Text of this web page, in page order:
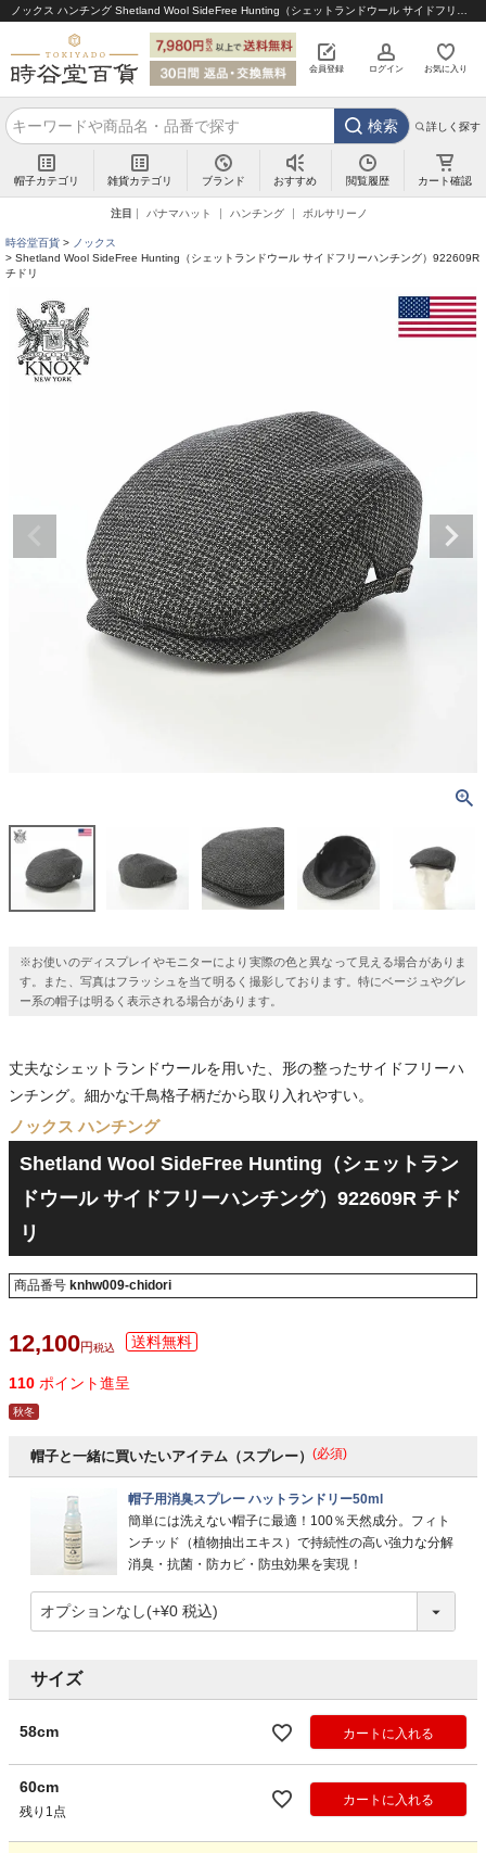
会員登録 ログイン お気に入り
検索 詳しく探す
帽子カテゴリ 雑貨カテゴリ ブランド おすすめ 閲覧履歴 カート確認
注目 パナマハット ハンチング ボルサリーノ
時谷堂百貨
ノックス
Shetland Wool SideFree Hunting（シェットランドウール サイドフリーハンチング）922609R
チドリ
※お使いのディスプレイやモニターにより実際の色と異なって見える場合がありま
す。また、写真はフラッシュを当て明るく撮影しております。特にベージュやグレ
ー系の帽子は明るく表示される場合があります。
丈夫なシェットランドウールを用いた、形の整ったサイドフリーハ
ンチング。細かな千鳥格子柄だから取り入れやすい。
ノックス ハンチング
Shetland Wool SideFree Hunting（シェットラン
ドウール サイドフリーハンチング）922609R チド
リ
商品番号 knhw009-chidori
12,100 税込
110 ポイント進呈
秋冬
帽子と一緒に買いたいアイテム（スプレー） (必須)
帽子用消臭スプレー ハットランドリー50ml
簡単には洗えない帽子に最適！100％天然成分。フィト
ンチッド（植物抽出エキス）で持続性の高い強力な分解
消臭・抗菌・防カビ・防虫効果を実現！
サイズ
58cm カートに入れる
60cm
残り1点
カートに入れる